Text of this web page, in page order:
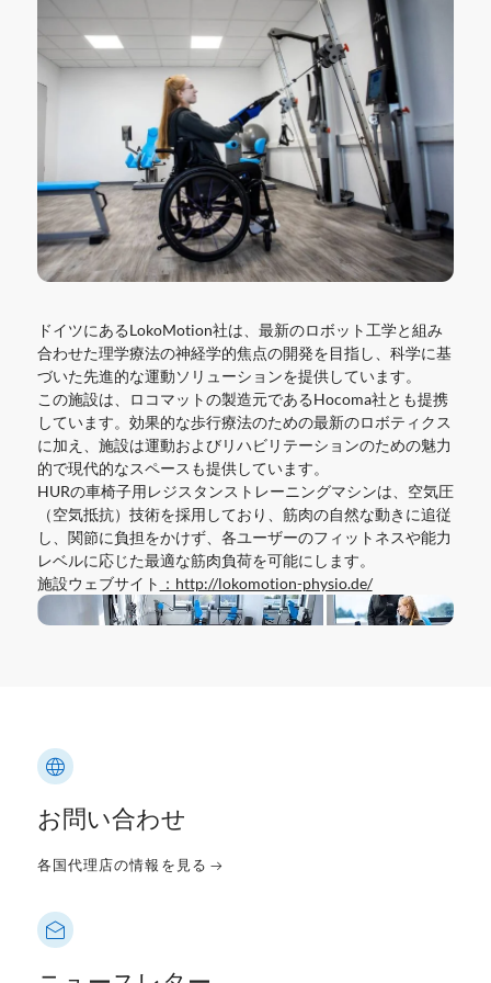
ドイツにあるLokoMotion社は、最新のロボット工学と組み
合わせた理学療法の神経学的焦点の開発を目指し、科学に基
づいた先進的な運動ソリューションを提供しています。
この施設は、ロコマットの製造元であるHocoma社とも提携
しています。効果的な歩行療法のための最新のロボティクス
に加え、施設は運動およびリハビリテーションのための魅力
的で現代的なスペースも提供しています。
HURの車椅子用レジスタンストレーニングマシンは、空気圧
（空気抵抗）技術を採用しており、筋肉の自然な動きに追従
し、関節に負担をかけず、各ユーザーのフィットネスや能力
レベルに応じた最適な筋肉負荷を可能にします。
施設ウェブサイト ：http://lokomotion-physio.de/
お問い合わせ
各国代理店の情報を見る